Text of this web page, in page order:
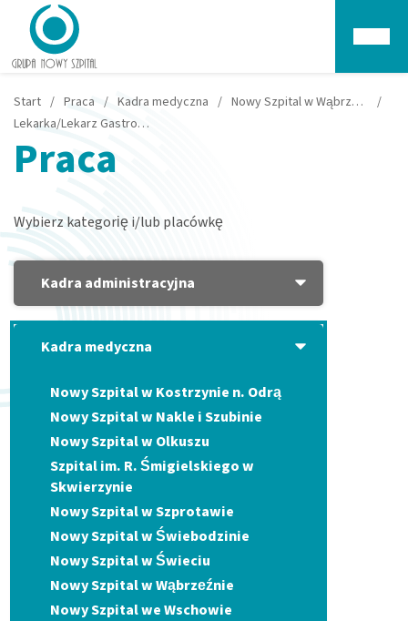
Start / Praca / Kadra medyczna / Nowy Szpital w Wąbrzeźnie
/
Lekarka/Lekarz Gastroenterolog/Chirurg – praca w pracowni endoskopowej – Wąbrzeźno
Praca
Wybierz kategorię i/lub placówkę
Kadra administracyjna
Kadra medyczna
Nowy Szpital w Kostrzynie n. Odrą
Nowy Szpital w Nakle i Szubinie
Nowy Szpital w Olkuszu
Szpital im. R. Śmigielskiego w
Skwierzynie
Nowy Szpital w Szprotawie
Nowy Szpital w Świebodzinie
Nowy Szpital w Świeciu
Nowy Szpital w Wąbrzeźnie
Nowy Szpital we Wschowie